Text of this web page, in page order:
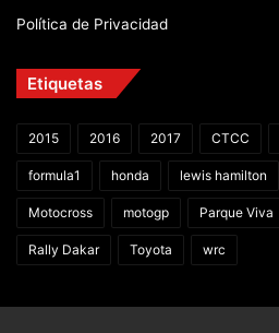
Política de Privacidad
Etiquetas
2015 2016 2017 CTCC
formula1 honda lewis hamilton
Motocross motogp Parque Viva
Rally Dakar Toyota wrc